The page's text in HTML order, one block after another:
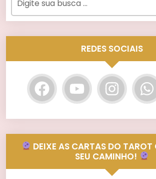
REDES SOCIAIS
DEIXE AS CARTAS DO TAROT
SEU CAMINHO!